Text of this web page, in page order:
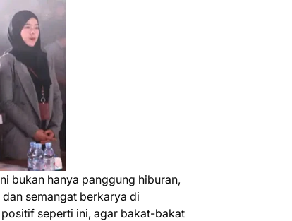
bukan hanya panggung hiburan,
semangat berkarya di
seperti ini, agar bakat-bakat